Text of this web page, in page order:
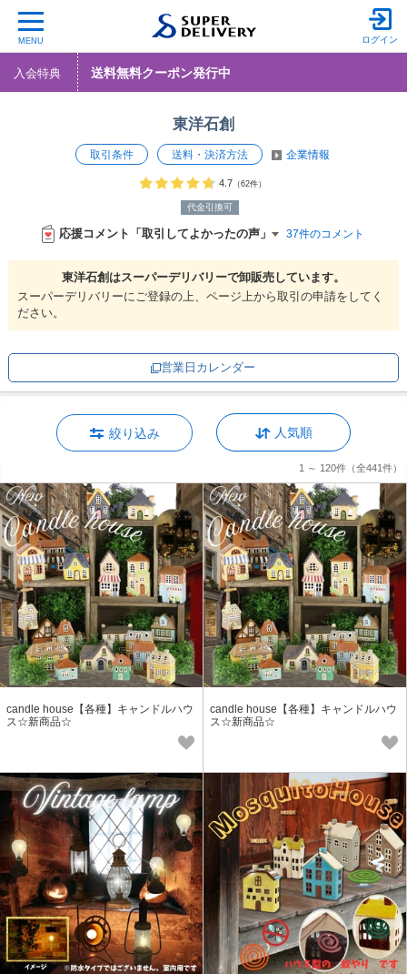
MENU ログイン
入会特典 送料無料クーポン発行中
東洋石創
取引条件 送料・決済方法 企業情報
代金引換可
4.7 （62件）
応援コメント「取引してよかったの声」 37件のコメント
東洋石創はスーパーデリバリーで卸販売しています。
スーパーデリバリーにご登録の上、ページ上から取引の申請をしてく
ださい。
営業日カレンダー
絞り込み 人気順
1 ～ 120件 （全441件）
candle house【各種】キャンドルハウ
ス☆新商品☆
candle house【各種】キャンドルハウ
ス☆新商品☆